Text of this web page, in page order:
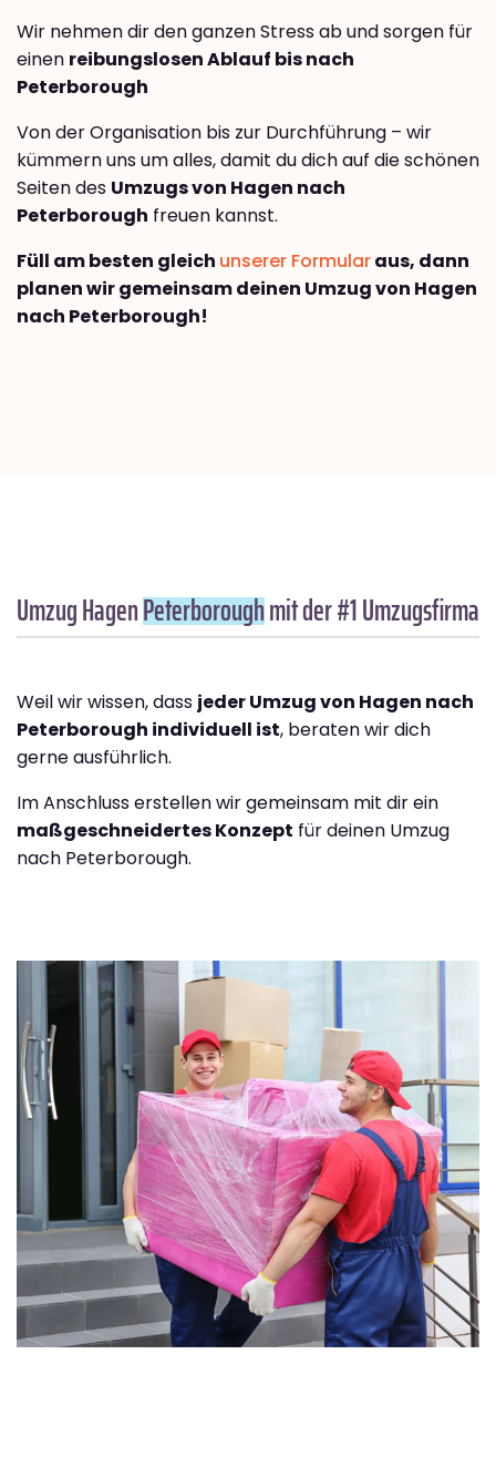
Wir nehmen dir den ganzen Stress ab und sorgen für
einen reibungslosen Ablauf bis nach
Peterborough
Von der Organisation bis zur Durchführung – wir
kümmern uns um alles, damit du dich auf die schönen
Seiten des Umzugs von Hagen nach
Peterborough freuen kannst.
Füll am besten gleich unserer Formularaus, dann
planen wir gemeinsam deinen Umzug von Hagen
nach Peterborough!
Umzug HagenPeterboroughmit der #1 Umzugsfirma
Weil wir wissen, dass jeder Umzug von Hagen nach
Peterborough individuell ist, beraten wir dich
gerne ausführlich.
Im Anschluss erstellen wir gemeinsam mit dir ein
maßgeschneidertes Konzept für deinen Umzug
nach Peterborough.